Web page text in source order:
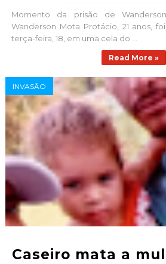
Momento da prisão de
Wanderson Mota Protácio, 21 anos,
terça-feira, 18, em uma cela do ...
Read More »
INVASÃO
Caseiro mata a